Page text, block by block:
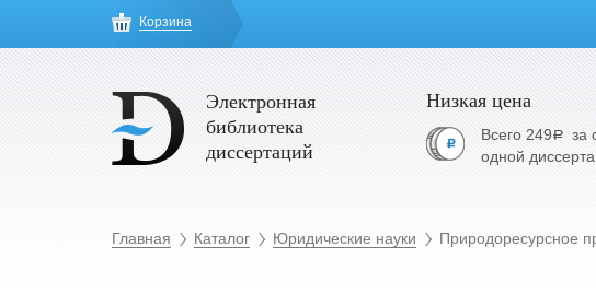
Корзина
Электронная
библиотека
диссертаций
Низкая цена
Всего 249aза
одной
Главная Каталог Юридические науки Природоресурсное